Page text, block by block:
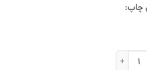
چاپ:
کرمان | انتشارات علم عدد